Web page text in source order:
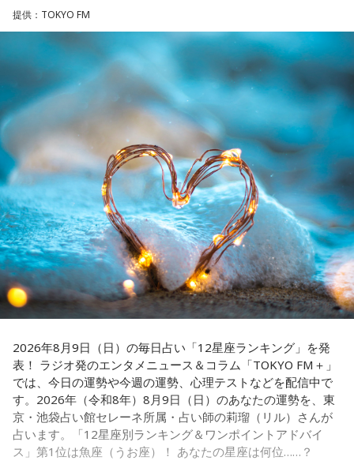
■スペシャルゲスト解説：髙津臣吾
■実況：師岡正雄アナウンサー
■番組X：@showup1242
■ハッシュタグ：#ショウアップナイター #60n
■メールアドレス：89@1242.com
■番組ホームページ： https://www.1242.com/showup
学びや成長ができそうな1日です。今日は視野が広がりやすく
学びが深まりそうです。海外のことに目を向けたり、探究心
を大切に過ごしてみましょう。
【4位】山羊座（やぎ座）
対人運が好調です。今日は1対1のコミュニケーションが大切
な日。パートナーや大切な友人と深い話をしたり、普段は話
しづらい話題を取り上げてみたりするには良いタイミングで
す。
【5位】牡牛座（おうし座）
趣味や友達付き合いが活発な運気です。今日は心の充実感を
感じやすい日なので、好きなことをとことん楽しみましょ
う。ラッキーアイテムは、炭酸水。
【6位】乙女座（おとめ座）
人付き合いが好調で、楽しいことが広がっていくような運気
です。今日は色々な人と積極的にコミュニケーションをとっ
ていきましょう。
【7位】牡羊座（おひつじ座）
マイペースに過ごせると良い日です。今日は部屋の片付けを
したり、書類の整理をしたり、身の回りの整理を心掛けて過
ごしてみましょう。
提供：TOKYO FM
2026年8月9日（日）の毎日占い「12星座ランキング」を発
表！ ラジオ発のエンタメニュース＆コラム「TOKYO FM＋」
では、今日の運勢や今週の運勢、心理テストなどを配信中で
す。2026年（令和8年）8月9日（日）のあなたの運勢を、東
京・池袋占い館セレーネ所属・占い師の莉瑠（リル）さんが
占います。「12星座別ランキング＆ワンポイントアドバイ
ス」第1位は魚座（うお座）！ あなたの星座は何位……？